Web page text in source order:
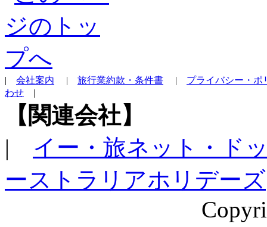
| 会社案内 | 旅行業約款・条件書 | プライバシー・ポ
わせ |
【関連会社】
| イー・旅ネット・ド
ーストラリアホリデーズ